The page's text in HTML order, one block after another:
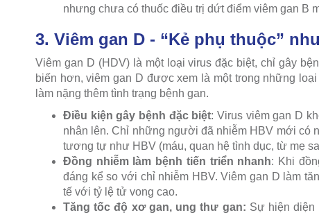
nhưng chưa có thuốc điều trị dứt điểm viêm gan B
3. Viêm gan D - “Kẻ phụ thuộc”
Viêm gan D (HDV) là một loại virus đặc biệt, chỉ gây
biến hơn, viêm gan D được xem là một trong những
làm nặng thêm tình trạng bệnh gan.
Điều kiện gây bệnh đặc biệt: Virus viêm gan D
nhân lên. Chỉ những người đã nhiễm HBV mới có
tương tự như HBV (máu, quan hệ tình dục, từ mẹ
Đồng nhiễm làm bệnh tiến triển nhanh: Khi
đáng kể so với chỉ nhiễm HBV. Viêm gan D làm
tế với tỷ lệ tử vong cao.
Tăng tốc độ xơ gan, ung thư gan: Sự hiện diện